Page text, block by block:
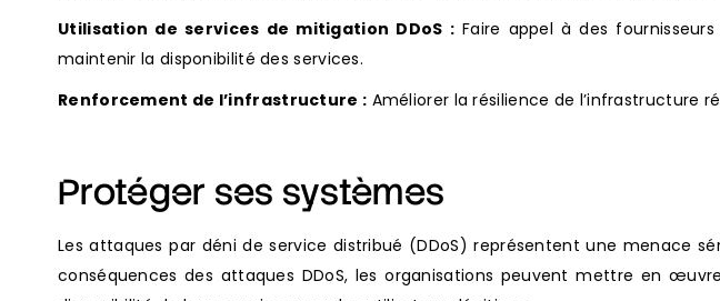
Utilisation de services de mitigation DDoS :Faire appel à des
maintenir la disponibilité des services.
Renforcement de l’infrastructure : Améliorer la résilience de l’infrastructure
Protéger ses systèmes
Les attaques par déni de service distribué (DDoS) représentent une menace
conséquences des attaques DDoS, les organisations peuvent mettre en